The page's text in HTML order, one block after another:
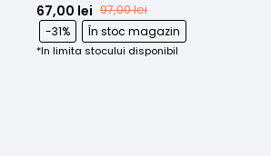
În stoc magazin
*In limita stocului disponibil
-31%
67,00 lei 97,00 lei